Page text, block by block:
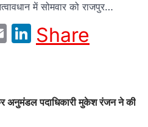
में सोमवार को राजपुर…
EmailLinkedIn
Share
अनुमंडल पदाधिकारी मुकेश रंजन ने की